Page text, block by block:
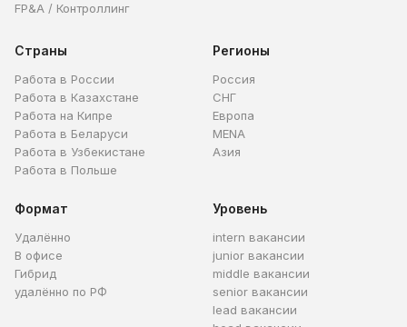
FP&A / Контроллинг
Страны
Работа в России
Работа в Казахстане
Работа на Кипре
Работа в Беларуси
Работа в Узбекистане
Работа в Польше
Регионы
Россия
СНГ
Европа
MENA
Азия
Формат
Удалённо
В офисе
Гибрид
удалённо по РФ
Уровень
intern вакансии
junior вакансии
middle вакансии
senior вакансии
lead вакансии